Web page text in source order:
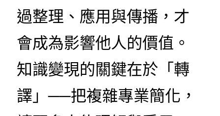
過整理、應用與傳播，才
會成為影響他人的價值。
知識變現的關鍵在於「轉
譯」──把複雜專業簡化，